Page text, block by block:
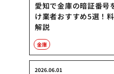
愛知で金庫の暗証番号
け業者おすすめ5選！
解説
金庫
2026.06.01